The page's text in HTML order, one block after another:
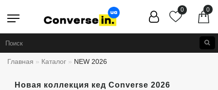
0
0
Главная Каталог NEW 2026
Новая коллекция кед Converse 2026